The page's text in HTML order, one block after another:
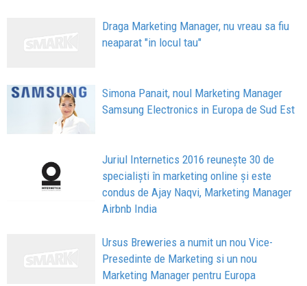
Draga Marketing Manager, nu vreau sa fiu
neaparat "in locul tau"
Simona Panait, noul Marketing Manager
Samsung Electronics in Europa de Sud Est
Juriul Internetics 2016 reuneşte 30 de
specialişti în marketing online și este
condus de Ajay Naqvi, Marketing Manager
Airbnb India
Ursus Breweries a numit un nou Vice-
Presedinte de Marketing si un nou
Marketing Manager pentru Europa